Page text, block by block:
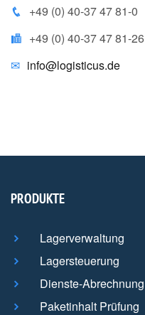
+49 (0) 40-37 47 81-0
+49 (0) 40-37 47 81-26
info@logisticus.de
PRODUKTE
Lagerverwaltung
Lagersteuerung
Dienste-Abrechnung
Paketinhalt Prüfung